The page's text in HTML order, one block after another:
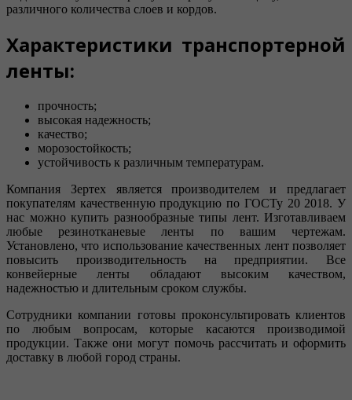
различного количества слоев и кордов.
Характеристики транспортерной
ленты:
прочность;
высокая надежность;
качество;
морозостойкость;
устойчивость к различным температурам.
Компания Зертех является производителем и предлагает
покупателям качественную продукцию по ГОСТу 20 2018. У
нас можно купить разнообразные типы лент. Изготавливаем
любые резинотканевые ленты по вашим чертежам.
Установлено, что использование качественных лент позволяет
повысить производительность на предприятии. Все
конвейерные ленты обладают высоким качеством,
надежностью и длительным сроком службы.
Сотрудники компании готовы проконсультировать клиентов
по любым вопросам, которые касаются производимой
продукции. Также они могут помочь рассчитать и оформить
доставку в любой город страны.